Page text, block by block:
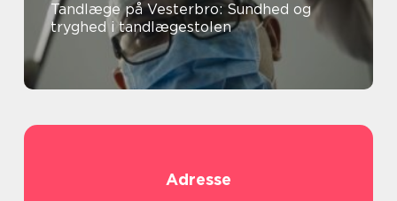
Tandlæge på Vesterbro: Sundhed og
tryghed i tandlægestolen
Adresse